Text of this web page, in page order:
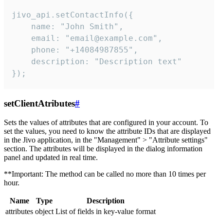
jivo_api.setContactInfo({
    name: "John Smith",
    email: "email@example.com",
    phone: "+14084987855",
    description: "Description text"
});
setClientAtributes#
Sets the values ​​of attributes that are configured in your account. To
set the values, you need to know the attribute IDs that are displayed
in the Jivo application, in the "Management" > "Attribute settings"
section. The attributes will be displayed in the dialog information
panel and updated in real time.
**Important: The method can be called no more than 10 times per
hour.
Name Type
Description
attributes object List of fields in key-value format